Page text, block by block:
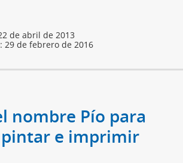
de abril de 2013
29 de febrero de 2016
nombre Pío para
e imprimir